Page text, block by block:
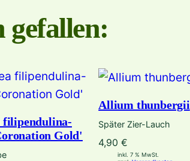
filipendulina-
Gold'
Allium thunbergii
Später Zier-Lauch
4,90€
inkl. 7 % MwSt.